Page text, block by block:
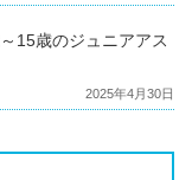
15歳のジュニアアス
2025年4月30日